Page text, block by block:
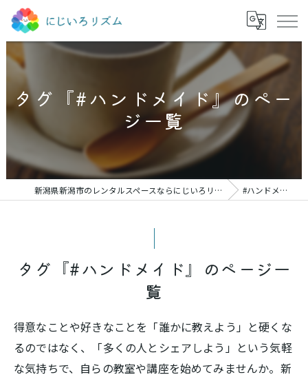
タグ『#ハンドメイド』のペー
ジ一覧
新潟県新潟市のレンタルスペースならにじいろリズム #ハンドメイド
タグ『#ハンドメイド』のページ一
覧
得意なことや好きなことを「誰かに教えよう」と硬くな
るのではなく、「多くの人とシェアしよう」という気軽
な気持ちで、自らの教室や講座を始めてみませんか。新